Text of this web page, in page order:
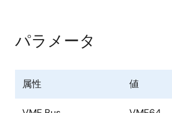
peripherals. With a zero wait state
fetch reads and multi-beat
II provides high performance
パラメータ
属性 値